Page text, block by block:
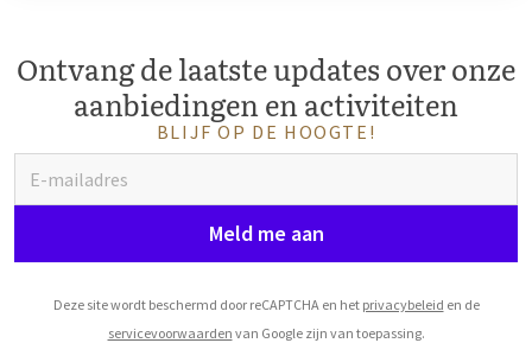
Ontvang de laatste updates over onze
aanbiedingen en activiteiten
BLIJF OP DE HOOGTE!
Meld me aan
Deze site wordt beschermd door reCAPTCHA en het privacybeleid en de
servicevoorwaarden van Google zijn van toepassing.